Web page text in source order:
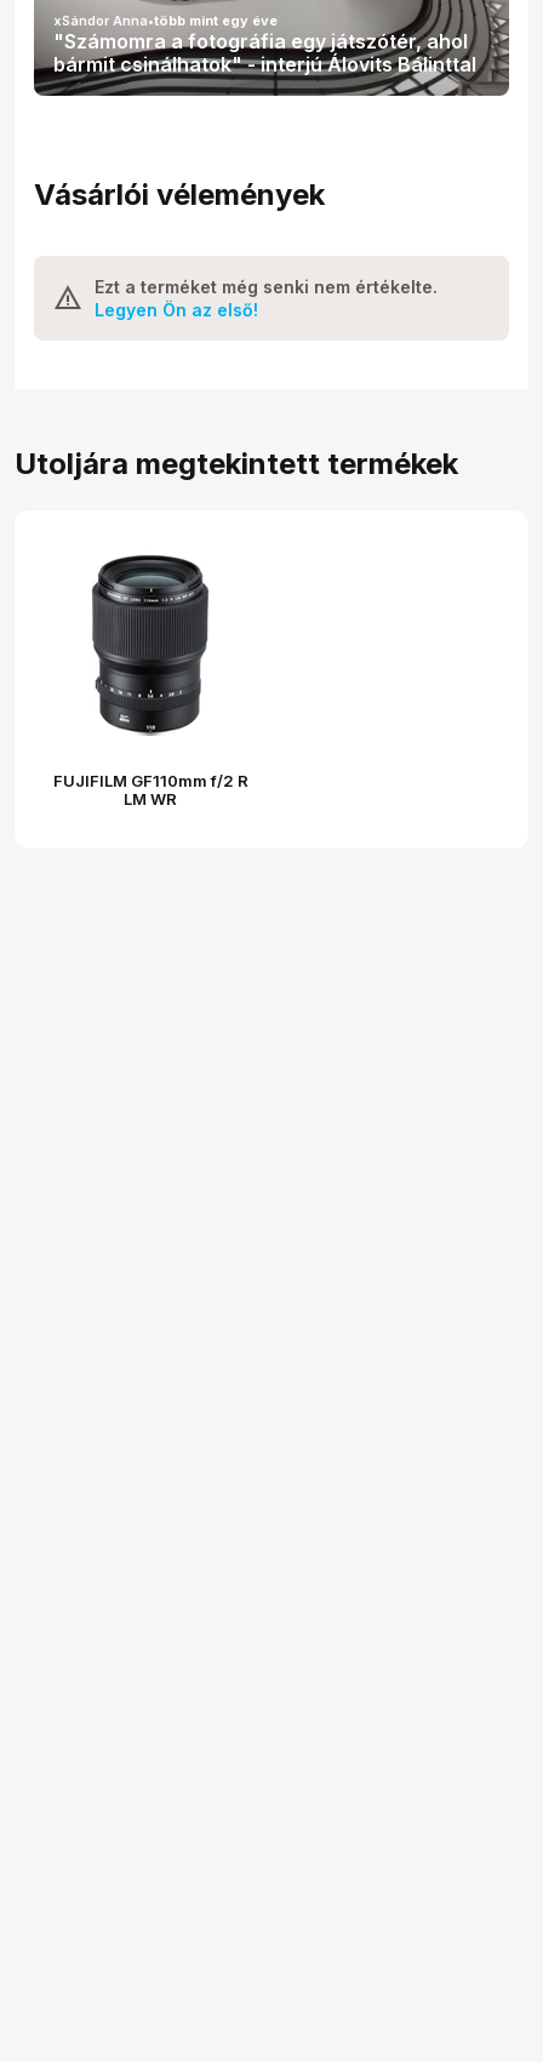
"Számomra a fotográfia egy játszótér, ahol
bármit csinálhatok" - interjú Álovits Bálinttal
xSándor Anna•több mint egy éve
Vásárlói vélemények
Ezt a terméket még senki nem értékelte.
Legyen Ön az első!
Utoljára megtekintett termékek
FUJIFILM GF110mm f/2 R
LM WR